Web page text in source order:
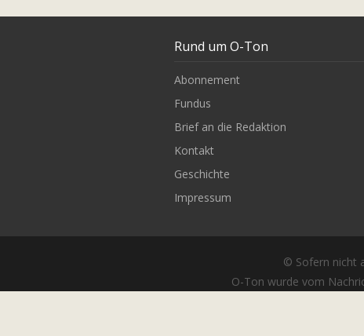
© Sofern nicht
O-Ton wurde vom
Rund um O-Ton
Abonnement
Fundus
Brief an die Redaktion
Kontakt
Geschichte
Impressum